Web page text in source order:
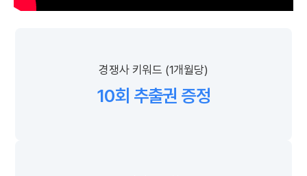
경쟁사 키워드 (1개월당)
10회 추출권 증정